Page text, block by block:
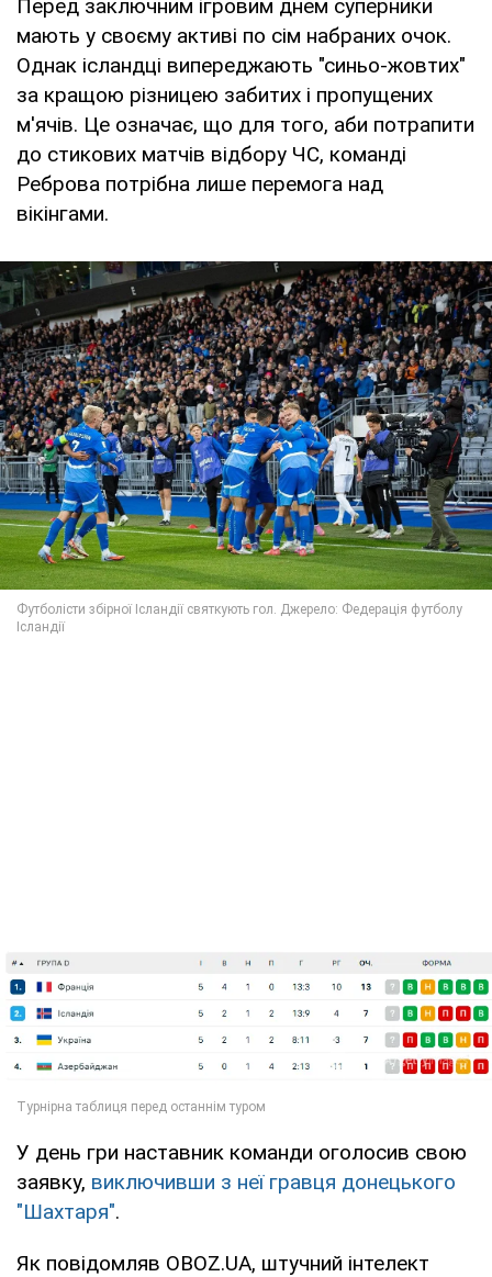
Перед заключним ігровим днем суперники
мають у своєму активі по сім набраних очок.
Однак ісландці випереджають "синьо-жовтих"
за кращою різницею забитих і пропущених
м'ячів. Це означає, що для того, аби потрапити
до стикових матчів відбору ЧС, команді
Реброва потрібна лише перемога над
вікінгами.
У день гри наставник команди оголосив свою
заявку, виключивши з неї гравця донецького
"Шахтаря".
Як повідомляв OBOZ.UA, штучний інтелект